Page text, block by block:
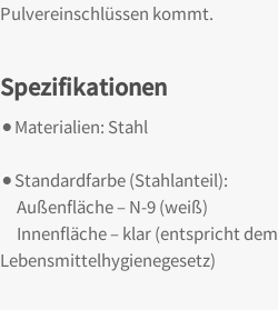
Pulvereinschlüssen kommt.
Spezifikationen
⚫︎Materialien: Stahl
⚫︎Standardfarbe (Stahlanteil):
Außenfläche – N-9 (weiß)
Innenfläche – klar (entspricht dem
Lebensmittelhygienegesetz)